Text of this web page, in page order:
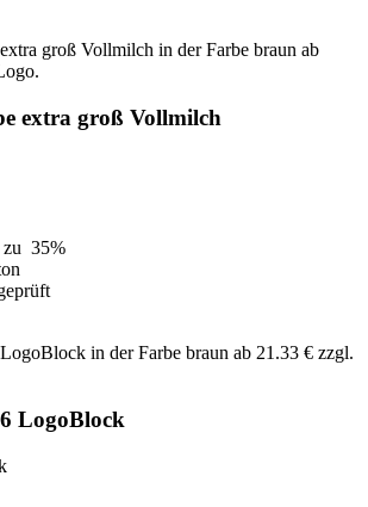
extra groß Vollmilch
zu 35%
LogoBlock